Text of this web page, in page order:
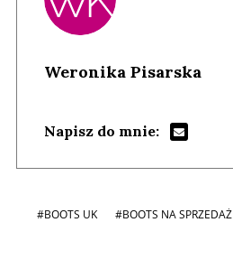
Weronika Pisarska
Napisz do mnie:
#BOOTS UK #BOOTS NA SPRZEDAŻ